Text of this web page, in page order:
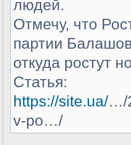
людей.
Отмечу, что
партии
откуда ростут
Статья:
https://site.ua/…/
v-po…/